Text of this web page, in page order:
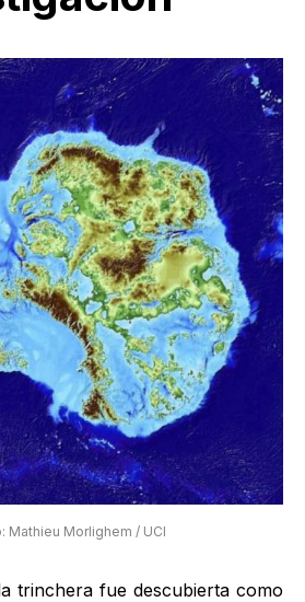
Mathieu Morlighem / UCI
trinchera fue descubierta como